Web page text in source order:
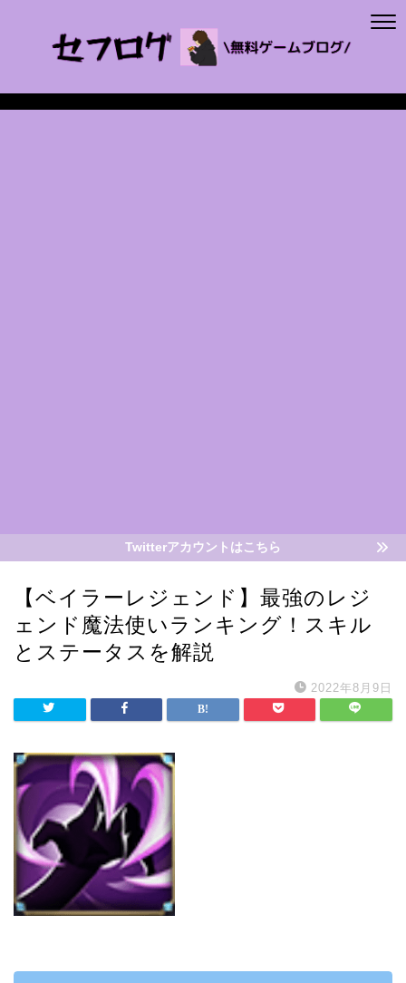
Twitterアカウントはこちら
【ベイラーレジェンド】最強のレジ
ェンド魔法使いランキング！スキル
とステータスを解説
2022年8月9日